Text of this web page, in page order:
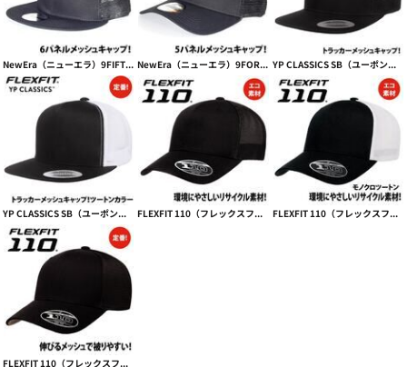
NewEra（ニューエラ）9FIFTY Standard Fit Trucker Cap【本体価格(税抜)￥4,990】 NewEra（ニューエラ）9FORTY snapback trucker CAP【本体価格(税抜)￥4,990】 YP CLASSICS SB（ユーポンスナップバックフラットバイザー） CLASSIC TRUCKER CAP トラッカーキャップ 【本体価格(税抜)￥2,690】
YP CLASSICS SB（ユーポンスナップバックフラットバイザー） TRUCKER CAP フラットトラッカーツートン 【本体価格(税抜)￥2,690】 FLEXFIT 110（フレックスフィット 110） RECYCLED MESH CAP【本体価格(税抜)￥3,990】 FLEXFIT 110（フレックスフィット 110） RECYCLED MESH CAP 2-TONE【本体価格(税抜)￥3,990】
FLEXFIT 110（フレックスフィット 110） MESH CAP トラッカーメッシュ【本体価格(税抜)￥3,590】